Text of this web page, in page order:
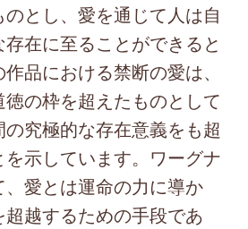
とし、愛を通じて人は自
在に至ることができると
品における禁断の愛は、
の枠を超えたものとして
究極的な存在意義をも超
示しています。ワーグナ
愛とは運命の力に導か
越するための手段であ